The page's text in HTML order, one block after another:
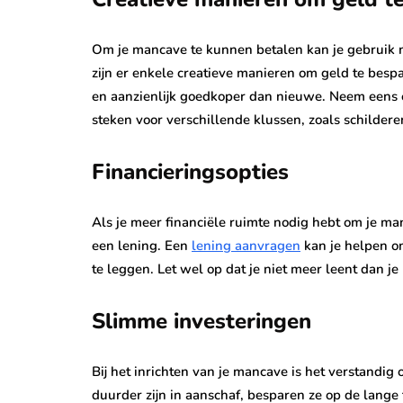
Om je mancave te kunnen betalen kan je
zijn er enkele creatieve manieren om geld te
en aanzienlijk goedkoper dan nieuwe. Neem
steken voor verschillende klussen, zoals
Financieringsopties
Als je meer financiële ruimte nodig hebt om je
een lening. Een lening aanvragen kan je helpen
te leggen. Let wel op dat je niet meer leent dan
Slimme investeringen
Bij het inrichten van je mancave is het
duurder zijn in aanschaf, besparen ze op de